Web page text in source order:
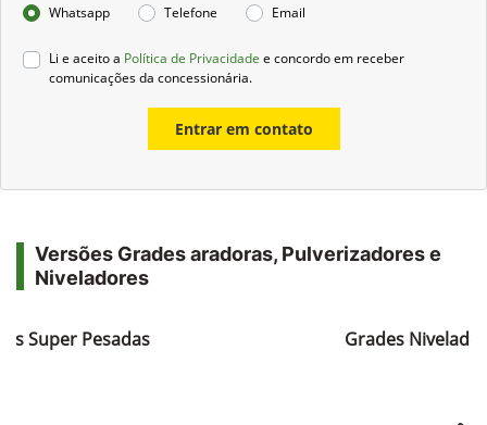
Whatsapp Telefone Email
Li e aceito a Política de Privacidade e concordo em receber
comunicações da concessionária.
Entrar em contato
Versões Grades aradoras, Pulverizadores e
Niveladores
Super Pesadas Grades